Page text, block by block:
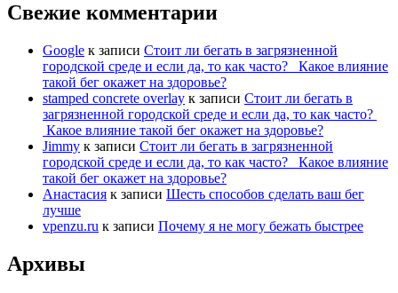
Свежие комментарии
Google к записи Стоит ли бегать в загрязненной
городской среде и если да, то как часто? Какое влияние
такой бег окажет на здоровье?
stamped concrete overlay к записи Стоит ли бегать в
загрязненной городской среде и если да, то как часто?
Какое влияние такой бег окажет на здоровье?
Jimmy к записи Стоит ли бегать в загрязненной
городской среде и если да, то как часто? Какое влияние
такой бег окажет на здоровье?
Анастасия к записи Шесть способов сделать ваш бег
лучше
vpenzu.ru к записи Почему я не могу бежать быстрее
Архивы